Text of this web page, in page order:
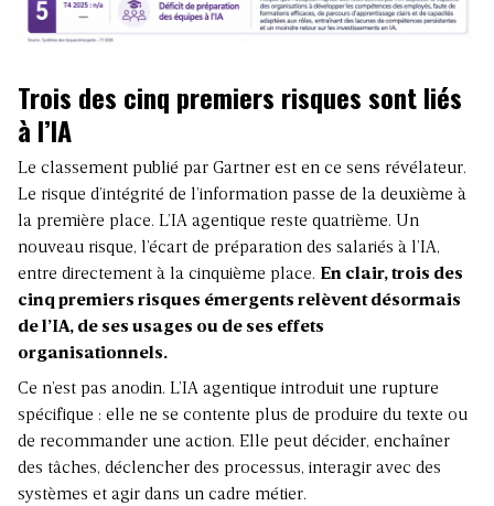
Trois des cinq premiers risques sont liés
à l’IA
Le classement publié par Gartner est en ce sens révélateur.
Le risque d’intégrité de l’information passe de la deuxième à
la première place. L’IA agentique reste quatrième. Un
nouveau risque, l’écart de préparation des salariés à l’IA,
entre directement à la cinquième place. En clair, trois des
cinq premiers risques émergents relèvent désormais
de l’IA, de ses usages ou de ses effets
organisationnels.
Ce n’est pas anodin. L’IA agentique introduit une rupture
spécifique : elle ne se contente plus de produire du texte ou
de recommander une action. Elle peut décider, enchaîner
des tâches, déclencher des processus, interagir avec des
systèmes et agir dans un cadre métier.